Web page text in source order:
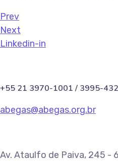
Prev
Next
Linkedin-in
+55 21 3970-1001 / 3995-
abegas@abegas.org.br
Av. Ataulfo de Paiva, 245 -